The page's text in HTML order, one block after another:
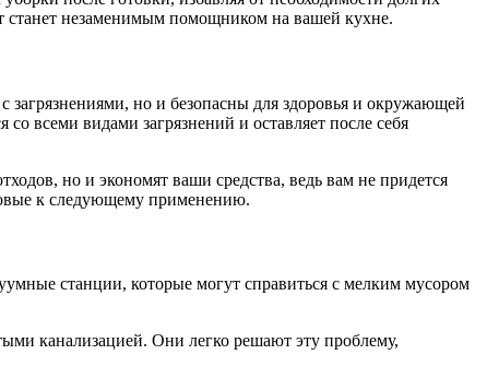
станет незаменимым помощником на вашей кухне.
загрязнениями, но и безопасны для здоровья и окружающей
всеми видами загрязнений и оставляет после себя
но и экономят ваши средства, ведь вам не придется
к следующему применению.
станции, которые могут справиться с мелким мусором
канализацией. Они легко решают эту проблему,